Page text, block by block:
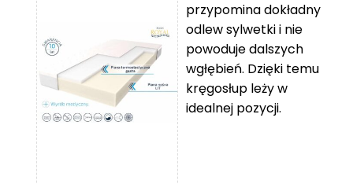
119 zł
do
11
670 zł
przypomina dokładny
odlew sylwetki i nie
powoduje dalszych
wgłębień. Dzięki temu
kręgosłup leży w
idealnej pozycji.